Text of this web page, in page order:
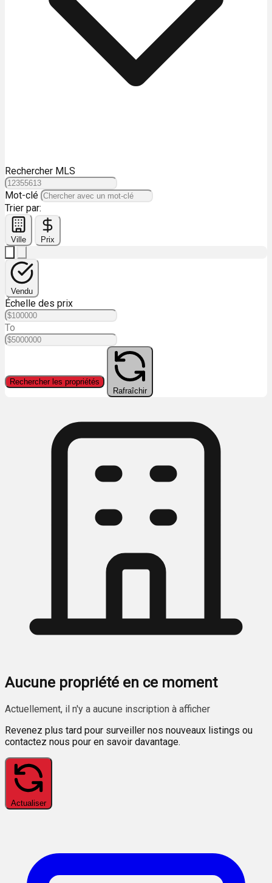
Rechercher MLS
Mot-clé
Trier par:
Ville Prix
Vendu
Échelle des prix
To
Rechercher les propriétés
Rafraîchir
Aucune propriété en ce moment
Actuellement, il n'y a aucune inscription à afficher
Revenez plus tard pour surveiller nos nouveaux listings ou
contactez nous pour en savoir davantage.
Actualiser